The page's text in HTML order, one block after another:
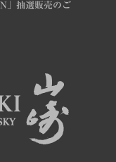
」抽選販売のご